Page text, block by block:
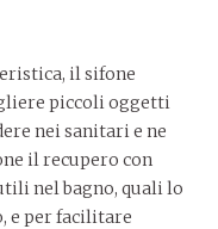
il sifone
piccoli oggetti
nei sanitari e ne
il recupero con
nel bagno, quali lo
e per facilitare